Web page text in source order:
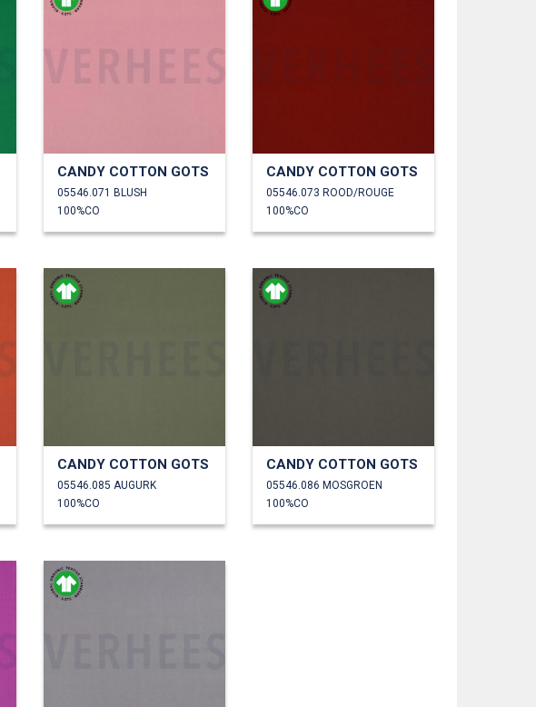
CANDY COTTON GOTS
05546.071 BLUSH
100%CO
CANDY COTTON GOTS
05546.073 ROOD/ROUGE
100%CO
CANDY COTTON GOTS
05546.085 AUGURK
100%CO
CANDY COTTON GOTS
05546.086 MOSGROEN
100%CO